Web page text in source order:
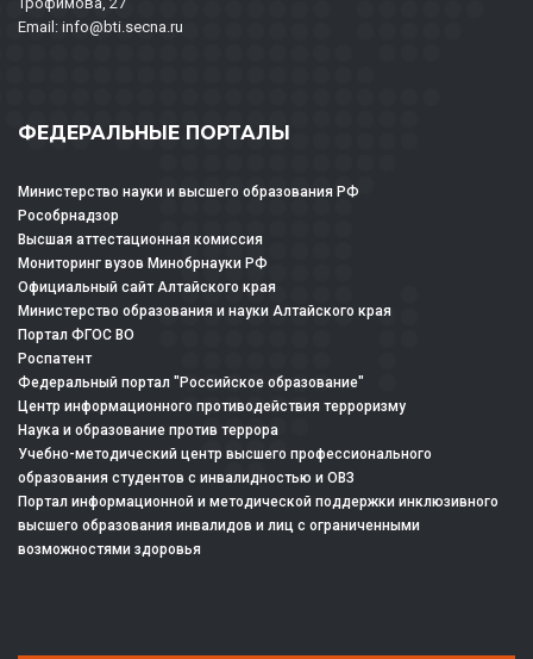
Email: info@bti.secna.ru
ФЕДЕРАЛЬНЫЕ ПОРТАЛЫ
Министерство науки и высшего образования РФ
Рособрнадзор
Высшая аттестационная комиссия
Мониторинг вузов Минобрнауки РФ
Официальный сайт Алтайского края
Министерство образования и науки Алтайского края
Портал ФГОС ВО
Роспатент
Федеральный портал "Российское образование"
Центр информационного противодействия терроризму
Наука и образование против террора
Учебно-методический центр высшего профессионального
образования студентов с инвалидностью и ОВЗ
Портал информационной и методической поддержки инклюзивного
высшего образования инвалидов и лиц с ограниченными
возможностями здоровья